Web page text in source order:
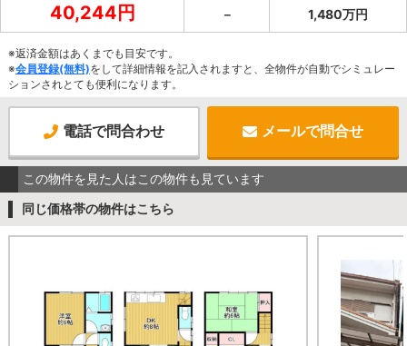
40,244円 － 1,480万円
※返済金額はあくまでも目安です。
※会員登録(無料)をして詳細情報を記入されますと、全物件が自動でシミュレー
ションされとても便利になります。
電話で問合わせ メールで問合せ
この物件を見た人はこの物件も見ています
同じ価格帯の物件はこちら